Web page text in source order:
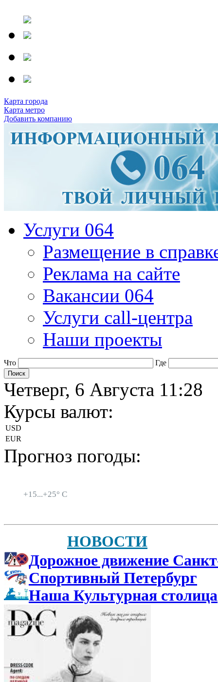
Карта города
Карта метро
Добавить компанию
Услуги 064
Размещение в
Реклама на сайте
Вакансии 064
Услуги call-центра
Наши проекты
Что Где
Четверг, 6 Августа 11:28
Курсы валют:
USD
EUR
Прогноз погоды:
+15...+25° C
НОВОСТИ
Дорожное движение
Спортивный Петербург
Наша Культурная столица